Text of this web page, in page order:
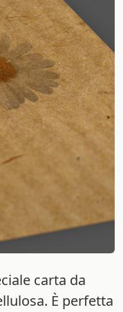
carta da
È perfetta